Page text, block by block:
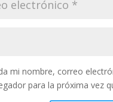
mi nombre, correo
para la próxima vez